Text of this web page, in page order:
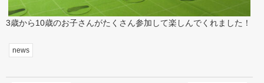
3歳から10歳のお子さんがたくさん参加して楽しんでくれました！
news